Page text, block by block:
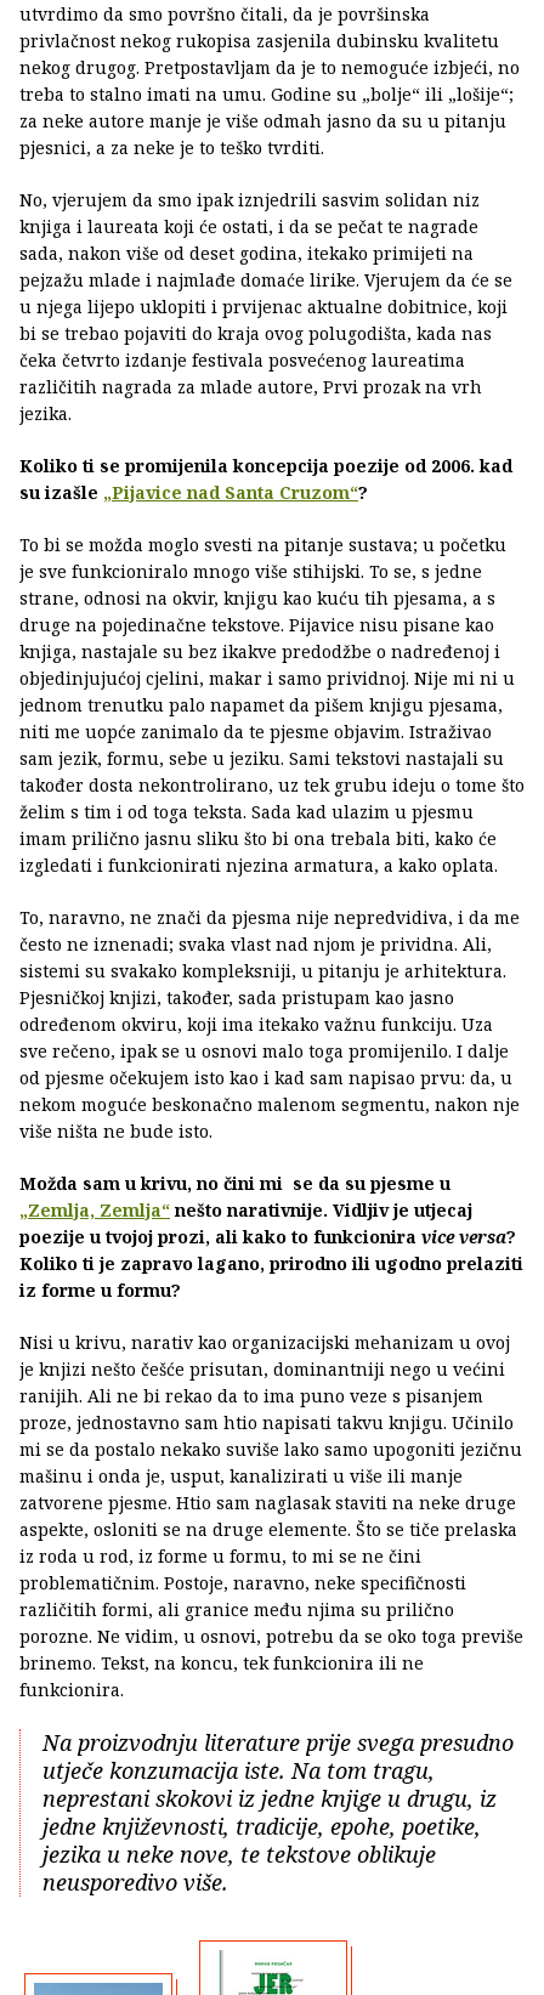
utvrdimo da smo površno čitali, da je površinska
privlačnost nekog rukopisa zasjenila dubinsku kvalitetu
nekog drugog. Pretpostavljam da je to nemoguće izbjeći, no
treba to stalno imati na umu. Godine su „bolje“ ili „lošije“;
za neke autore manje je više odmah jasno da su u pitanju
pjesnici, a za neke je to teško tvrditi.
No, vjerujem da smo ipak iznjedrili sasvim solidan niz
knjiga i laureata koji će ostati, i da se pečat te nagrade
sada, nakon više od deset godina, itekako primijeti na
pejzažu mlade i najmlađe domaće lirike. Vjerujem da će se
u njega lijepo uklopiti i prvijenac aktualne dobitnice, koji
bi se trebao pojaviti do kraja ovog polugodišta, kada nas
čeka četvrto izdanje festivala posvećenog laureatima
različitih nagrada za mlade autore, Prvi prozak na vrh
jezika.
Koliko ti se promijenila koncepcija poezije od 2006. kad
su izašle „Pijavice nad Santa Cruzom“?
To bi se možda moglo svesti na pitanje sustava; u početku
je sve funkcioniralo mnogo više stihijski. To se, s jedne
strane, odnosi na okvir, knjigu kao kuću tih pjesama, a s
druge na pojedinačne tekstove. Pijavice nisu pisane kao
knjiga, nastajale su bez ikakve predodžbe o nadređenoj i
objedinjujućoj cjelini, makar i samo prividnoj. Nije mi ni u
jednom trenutku palo napamet da pišem knjigu pjesama,
niti me uopće zanimalo da te pjesme objavim. Istraživao
sam jezik, formu, sebe u jeziku. Sami tekstovi nastajali su
također dosta nekontrolirano, uz tek grubu ideju o tome što
želim s tim i od toga teksta. Sada kad ulazim u pjesmu
imam prilično jasnu sliku što bi ona trebala biti, kako će
izgledati i funkcionirati njezina armatura, a kako oplata.
To, naravno, ne znači da pjesma nije nepredvidiva, i da me
često ne iznenadi; svaka vlast nad njom je prividna. Ali,
sistemi su svakako kompleksniji, u pitanju je arhitektura.
Pjesničkoj knjizi, također, sada pristupam kao jasno
određenom okviru, koji ima itekako važnu funkciju. Uza
sve rečeno, ipak se u osnovi malo toga promijenilo. I dalje
od pjesme očekujem isto kao i kad sam napisao prvu: da, u
nekom moguće beskonačno malenom segmentu, nakon nje
više ništa ne bude isto.
Možda sam u krivu, no čini mi se da su pjesme u
„Zemlja, Zemlja“ nešto narativnije. Vidljiv je utjecaj
poezije u tvojoj prozi, ali kako to funkcionira vice versa?
Koliko ti je zapravo lagano, prirodno ili ugodno prelaziti
iz forme u formu?
Nisi u krivu, narativ kao organizacijski mehanizam u ovoj
je knjizi nešto češće prisutan, dominantniji nego u većini
ranijih. Ali ne bi rekao da to ima puno veze s pisanjem
proze, jednostavno sam htio napisati takvu knjigu. Učinilo
mi se da postalo nekako suviše lako samo upogoniti jezičnu
mašinu i onda je, usput, kanalizirati u više ili manje
zatvorene pjesme. Htio sam naglasak staviti na neke druge
aspekte, osloniti se na druge elemente. Što se tiče prelaska
iz roda u rod, iz forme u formu, to mi se ne čini
problematičnim. Postoje, naravno, neke specifičnosti
različitih formi, ali granice među njima su prilično
porozne. Ne vidim, u osnovi, potrebu da se oko toga previše
brinemo. Tekst, na koncu, tek funkcionira ili ne
funkcionira.
Na proizvodnju literature prije svega presudno
utječe konzumacija iste. Na tom tragu,
neprestani skokovi iz jedne knjige u drugu, iz
jedne književnosti, tradicije, epohe, poetike,
jezika u neke nove, te tekstove oblikuje
neusporedivo više.